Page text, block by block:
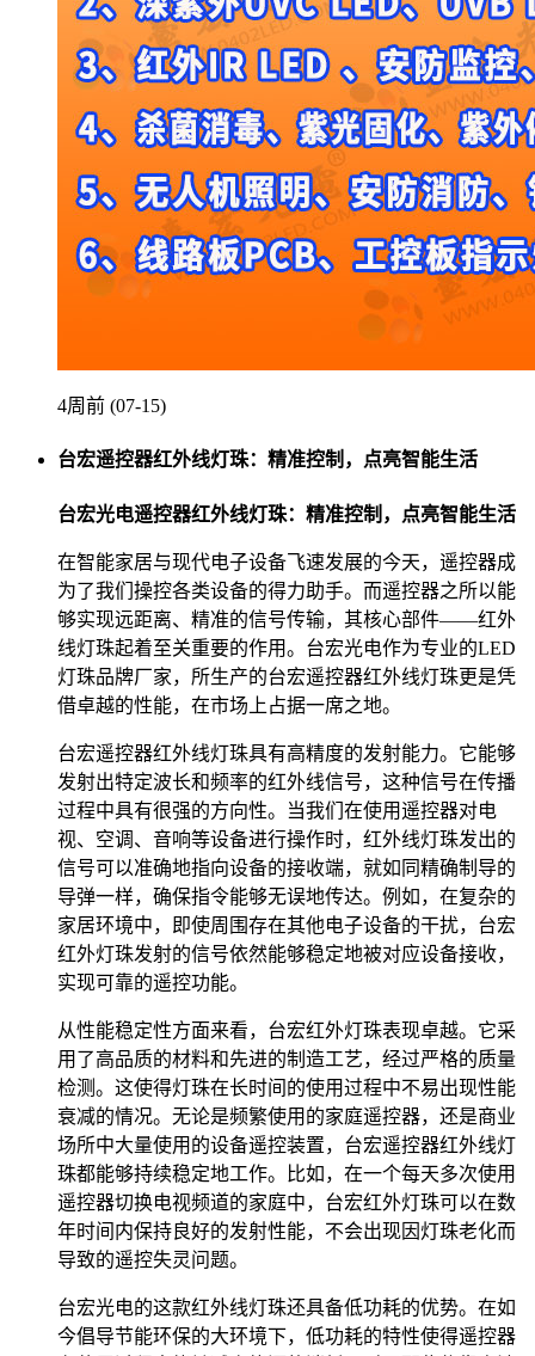
4周前 (07-15)
台宏遥控器红外线灯珠：精准控制，点亮智能生活
台宏光电遥控器红外线灯珠：精准控制，点亮智能生活
在智能家居与现代电子设备飞速发展的今天，遥控器成
为了我们操控各类设备的得力助手。而遥控器之所以能
够实现远距离、精准的信号传输，其核心部件——红外
线灯珠起着至关重要的作用。台宏光电作为专业的LED
灯珠品牌厂家，所生产的台宏遥控器红外线灯珠更是凭
借卓越的性能，在市场上占据一席之地。
台宏遥控器红外线灯珠具有高精度的发射能力。它能够
发射出特定波长和频率的红外线信号，这种信号在传播
过程中具有很强的方向性。当我们在使用遥控器对电
视、空调、音响等设备进行操作时，红外线灯珠发出的
信号可以准确地指向设备的接收端，就如同精确制导的
导弹一样，确保指令能够无误地传达。例如，在复杂的
家居环境中，即使周围存在其他电子设备的干扰，台宏
红外灯珠发射的信号依然能够稳定地被对应设备接收，
实现可靠的遥控功能。
从性能稳定性方面来看，台宏红外灯珠表现卓越。它采
用了高品质的材料和先进的制造工艺，经过严格的质量
检测。这使得灯珠在长时间的使用过程中不易出现性能
衰减的情况。无论是频繁使用的家庭遥控器，还是商业
场所中大量使用的设备遥控装置，台宏遥控器红外线灯
珠都能够持续稳定地工作。比如，在一个每天多次使用
遥控器切换电视频道的家庭中，台宏红外灯珠可以在数
年时间内保持良好的发射性能，不会出现因灯珠老化而
导致的遥控失灵问题。
台宏光电的这款红外线灯珠还具备低功耗的优势。在如
今倡导节能环保的大环境下，低功耗的特性使得遥控器